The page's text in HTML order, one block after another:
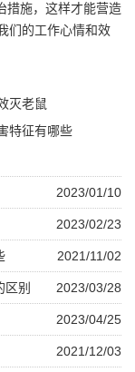
措施，这样才能营造
们的工作心情和效
灭老鼠
特征有哪些
2023/01/10
2023/02/23
2021/11/02
2023/03/28
别
2023/04/25
2021/12/03